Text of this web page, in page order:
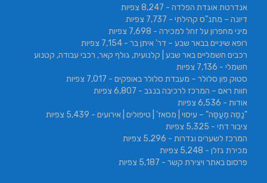
אנדרטת אוגדת הפלדה - 8,247 צפיות
דיונה – מתנ"ס קהילתי - 7,737 צפיות
מיני מחפרון על זחל למכירה - 7,698 צפיות
רופא שיניים בבאר שבע – דר' איתן בר - 7,154 צפיות
רכבים חשמליים באר שבע | קלנועית, גולף קאר, רכבי עבודה, קטנוע
חשמלי - 7,136 צפיות
סטוק פון סלולר – מעבדת סלולר באופקים - 7,017 צפיות
חוות ראם – המרכז לרכיבה בנגב - 6,807 צפיות
אודות - 6,536 צפיות
"נַסֵּה מְעַסֶּה" – עיסוי | מסאז' | טיפולים | אירועים - 5,439 צפיות
ציבור דתי - 5,325 צפיות
המרכז לשערים וגדרות - 5,296 צפיות
מכירת גזלן - 5,248 צפיות
פרסום באתר ויצירת קשר - 5,187 צפיות